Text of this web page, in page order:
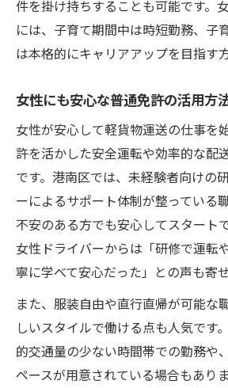
件を掛け持ちすることも可能です。
には、子育て期間中は時短勤務、子
は本格的にキャリアアップを目指す
女性にも安心な普通免許の活用方
女性が安心して軽貨物運送の仕事を
許を活かした安全運転や効率的な配
です。港南区では、未経験者向けの
ーによるサポート体制が整っている
不安のある方でも安心してスタート
女性ドライバーからは「研修で運転
寧に学べて安心だった」との声も寄
また、服装自由や直行直帰が可能な
しいスタイルで働ける点も人気です
的交通量の少ない時間帯での勤務や
ペースが用意されている場合もあり